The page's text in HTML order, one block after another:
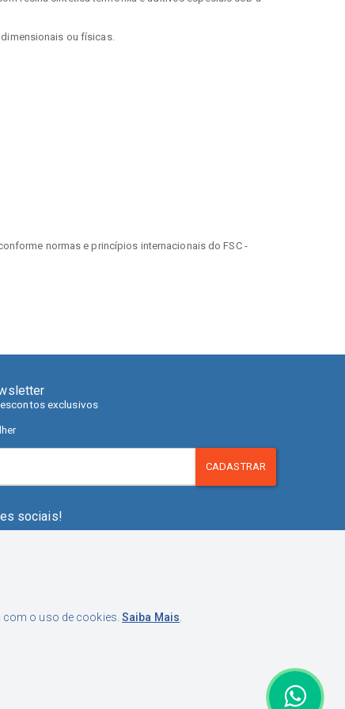
ou físicas.
normas e princípios internacionais do FSC -
com o uso de cookies.Saiba Mais
exclusivos
CADASTRAR
sociais!